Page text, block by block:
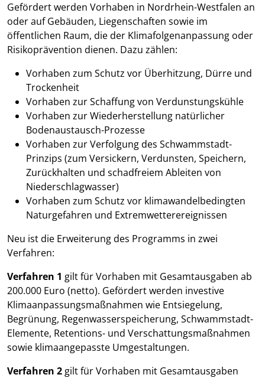
Gefördert werden Vorhaben in Nordrhein-Westfalen an
oder auf Gebäuden, Liegenschaften sowie im
öffentlichen Raum, die der Klimafolgenanpassung oder
Risikoprävention dienen. Dazu zählen:
Vorhaben zum Schutz vor Überhitzung, Dürre und
Trockenheit
Vorhaben zur Schaffung von Verdunstungskühle
Vorhaben zur Wiederherstellung natürlicher
Bodenaustausch-Prozesse
Vorhaben zur Verfolgung des Schwammstadt-
Prinzips (zum Versickern, Verdunsten, Speichern,
Zurückhalten und schadfreiem Ableiten von
Niederschlagwasser)
Vorhaben zum Schutz vor klimawandelbedingten
Naturgefahren und Extremwetterereignissen
Neu ist die Erweiterung des Programms in zwei
Verfahren:
Verfahren 1 gilt für Vorhaben mit Gesamtausgaben ab
200.000 Euro (netto). Gefördert werden investive
Klimaanpassungsmaßnahmen wie Entsiegelung,
Begrünung, Regenwasserspeicherung, Schwammstadt-
Elemente, Retentions- und Verschattungsmaßnahmen
sowie klimaangepasste Umgestaltungen.
Verfahren 2 gilt für Vorhaben mit Gesamtausgaben